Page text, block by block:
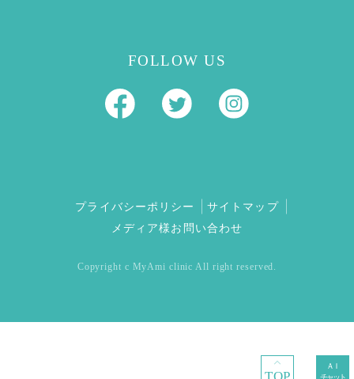
FOLLOW US
プライバシーポリシー
サイトマップ
メディア様お問い合わせ
Copyright c MyAmi clinic All right reserved.